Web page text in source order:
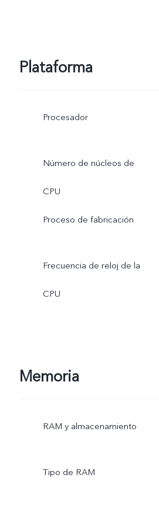
Plataforma
Procesador
Número de núcleos de
CPU
Proceso de fabricación
Frecuencia de reloj de la
CPU
Memoria
RAM y almacenamiento
Tipo de RAM